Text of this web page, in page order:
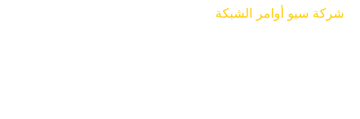
سيو أوامر الشبكة